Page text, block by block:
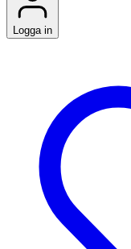
Logga in